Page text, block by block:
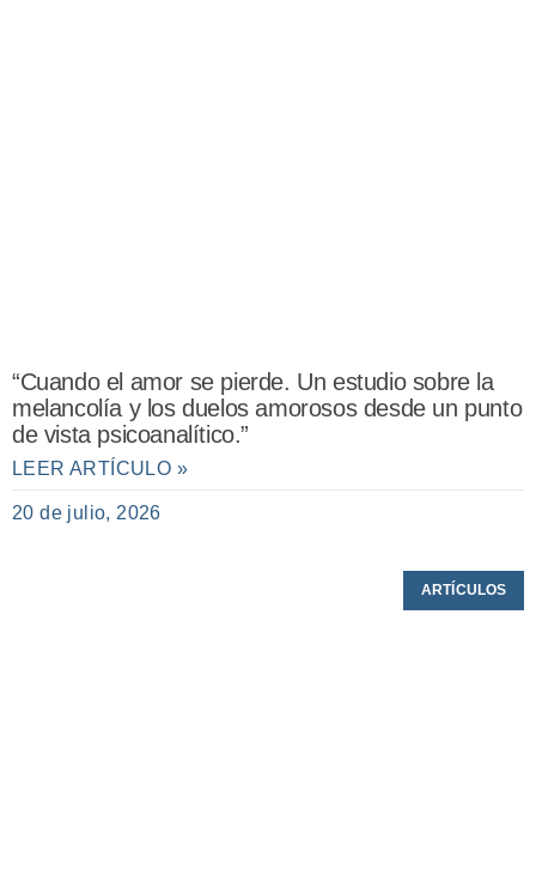
“Cuando el amor se pierde. Un estudio sobre la
melancolía y los duelos amorosos desde un punto
de vista psicoanalítico.”
LEER ARTÍCULO »
20 de julio, 2026
ARTÍCULOS